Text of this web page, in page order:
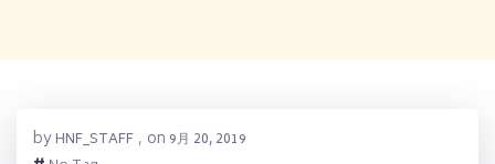
byHNF_STAFF , on 9月 20, 2019